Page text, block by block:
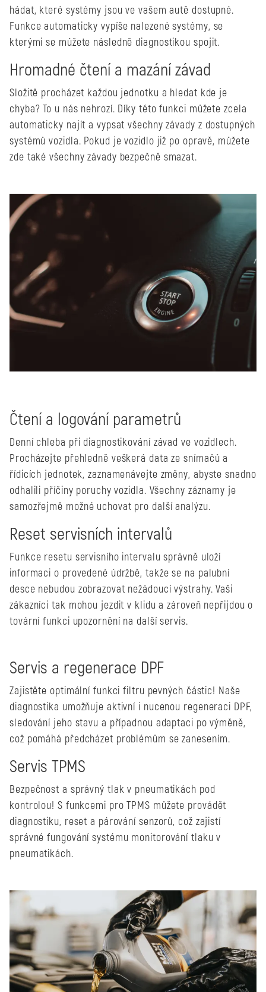
hádat, které systémy jsou ve vašem autě dostupné.
Funkce automaticky vypíše nalezené systémy, se
kterými se můžete následně diagnostikou spojit.
Hromadné čtení a mazání závad
Složitě procházet každou jednotku a hledat kde je
chyba? To u nás nehrozí. Díky této funkci můžete zcela
automaticky najít a vypsat všechny závady z dostupných
systémů vozidla. Pokud je vozidlo již po opravě, můžete
zde také všechny závady bezpečně smazat.
Čtení a logování parametrů
Denní chleba při diagnostikování závad ve vozidlech.
Procházejte přehledně veškerá data ze snímačů a
řídicích jednotek, zaznamenávejte změny, abyste snadno
odhalili příčiny poruchy vozidla. Všechny záznamy je
samozřejmě možné uchovat pro další analýzu.
Reset servisních intervalů
Funkce resetu servisního intervalu správně uloží
informaci o provedené údržbě, takže se na palubní
desce nebudou zobrazovat nežádoucí výstrahy. Vaši
zákazníci tak mohou jezdit v klidu a zároveň nepřijdou o
tovární funkci upozornění na další servis.
Servis a regenerace DPF
Zajistěte optimální funkci filtru pevných částic! Naše
diagnostika umožňuje aktivní i nucenou regeneraci DPF,
sledování jeho stavu a případnou adaptaci po výměně,
což pomáhá předcházet problémům se zanesením.
Servis TPMS
Bezpečnost a správný tlak v pneumatikách pod
kontrolou! S funkcemi pro TPMS můžete provádět
diagnostiku, reset a párování senzorů, což zajistí
správné fungování systému monitorování tlaku v
pneumatikách.